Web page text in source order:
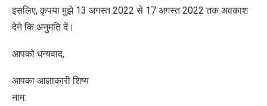
इसलिए, कृपया मुझे 13 अगस्त 2022 से 17 अगस्त 2022 तक अवकाश
देने कि अनुमति दें।
आपको धन्यवाद,
आपका आज्ञाकारी शिष्य
नाम: